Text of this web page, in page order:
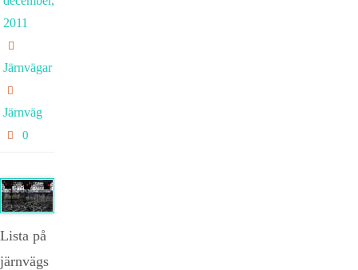
2011
Järnvägar
Järnväg
0
Lista på
järnvägs